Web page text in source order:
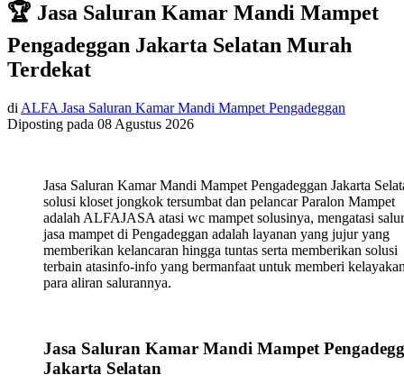
🏆 Jasa Saluran Kamar Mandi Mampet
Pengadeggan Jakarta Selatan Murah
Terdekat
di ALFA Jasa Saluran Kamar Mandi Mampet Pengadeggan
Diposting pada 08 Agustus 2026
Jasa Saluran Kamar Mandi Mampet Pengadeggan Jakarta
solusi kloset jongkok tersumbat dan pelancar Paralon Mampet
adalah ALFAJASA atasi wc mampet solusinya, mengatasi
jasa mampet di Pengadeggan adalah layanan yang jujur yang
memberikan kelancaran hingga tuntas serta memberikan solusi
terbain atasinfo-info yang bermanfaat untuk memberi
para aliran salurannya.
Jasa Saluran Kamar Mandi Mampet
Jakarta Selatan